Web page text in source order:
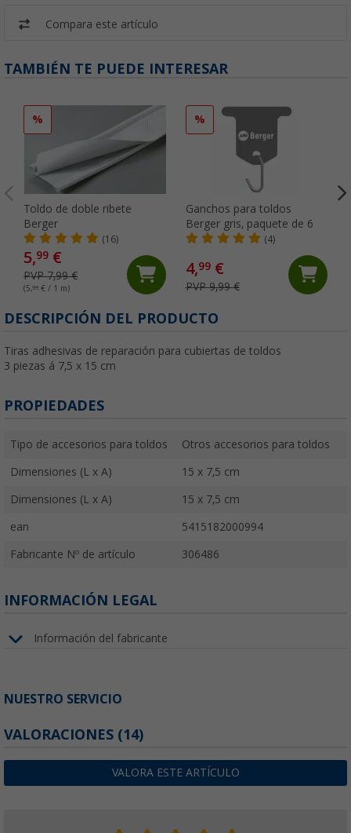
Compara este artículo
TAMBIÉN TE PUEDE INTERESAR
%
Toldo de doble ribete
Berger
(16)
5,99 €
PVP 7,99 €
(5,99 € / 1 m)
%
Ganchos para toldos
Berger gris, paquete de 6
(4)
4,99€
PVP 9,99 €
DESCRIPCIÓN DEL PRODUCTO
Tiras adhesivas de reparación para cubiertas de toldos
3 piezas á 7,5 x 15 cm
PROPIEDADES
Tipo de accesorios para toldos Otros accesorios para toldos
Dimensiones (L x A) 15 x 7,5 cm
Dimensiones (L x A) 15 x 7,5 cm
ean 5415182000994
Fabricante Nº de artículo 306486
INFORMACIÓN LEGAL
Información del fabricante
NUESTRO SERVICIO
VALORACIONES (14)
VALORA ESTE ARTÍCULO